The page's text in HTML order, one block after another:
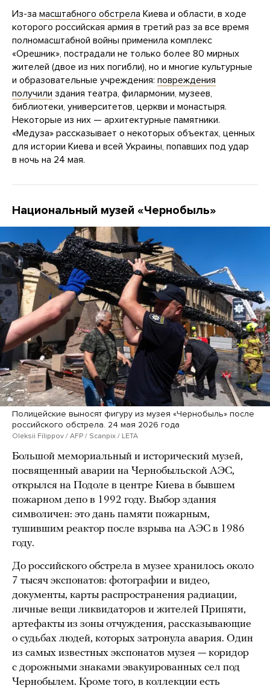
Из-за масштабного обстрела Киева и области, в ходе
которого российская армия в третий раз за все время
полномасштабной войны применила комплекс
«Орешник», пострадали не только более 80 мирных
жителей (двое из них погибли), но и многие культурные
и образовательные учреждения: повреждения
получили здания театра, филармонии, музеев,
библиотеки, университетов, церкви и монастыря.
Некоторые из них — архитектурные памятники.
«Медуза» рассказывает о некоторых объектах, ценных
для истории Киева и всей Украины, попавших под удар
в ночь на 24 мая.
Национальный музей «Чернобыль»
Полицейские выносят фигуру из музея «Чернобыль» после
российского обстрела. 24 мая 2026 года
Oleksii Filippov / AFP / Scanpix / LETA
Большой мемориальный и исторический музей,
посвященный аварии на Чернобыльской АЭС,
открылся на Подоле в центре Киева в бывшем
пожарном депо в 1992 году. Выбор здания
символичен: это дань памяти пожарным,
тушившим реактор после взрыва на АЭС в 1986
году.
До российского обстрела в музее хранилось около
7 тысяч экспонатов: фотографии и видео,
документы, карты распространения радиации,
личные вещи ликвидаторов и жителей Припяти,
артефакты из зоны отчуждения, рассказывающие
о судьбах людей, которых затронула авария. Один
из самых известных экспонатов музея — коридор
с дорожными знаками эвакуированных сел под
Чернобылем. Кроме того, в коллекции есть